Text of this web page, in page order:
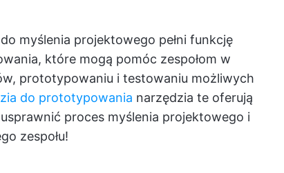
myślenia projektowego pełni funkcję
które mogą pomóc zespołom w
prototypowaniu i testowaniu możliwych
do prototypowania narzędzia te oferują
proces myślenia projektowego i
zespołu!